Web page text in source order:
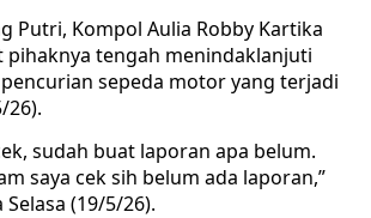
Putri, Kompol Aulia Robby Kartika
pihaknya tengah menindaklanjuti
sepeda motor yang terjadi
26).
sudah buat laporan apa belum.
saya cek sih belum ada laporan,”
(19/5/26).